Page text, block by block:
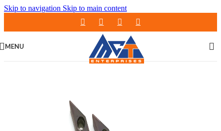
Skip to navigation Skip to main content
MENU